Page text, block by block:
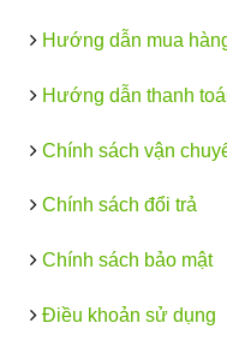
Hướng dẫn mua
Hướng dẫn thanh
Chính sách vận
Chính sách đổi trả
Chính sách bảo mật
Điều khoản sử dụng